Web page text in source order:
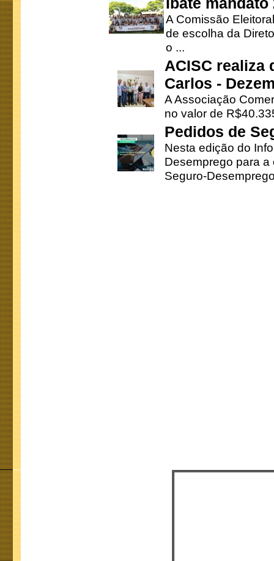
A Comissão
de escolha da
o ...
ACISC realiza
Carlos -
A Associação
no valor de
Pedidos de
Nesta edição do
Desemprego para
Seguro-